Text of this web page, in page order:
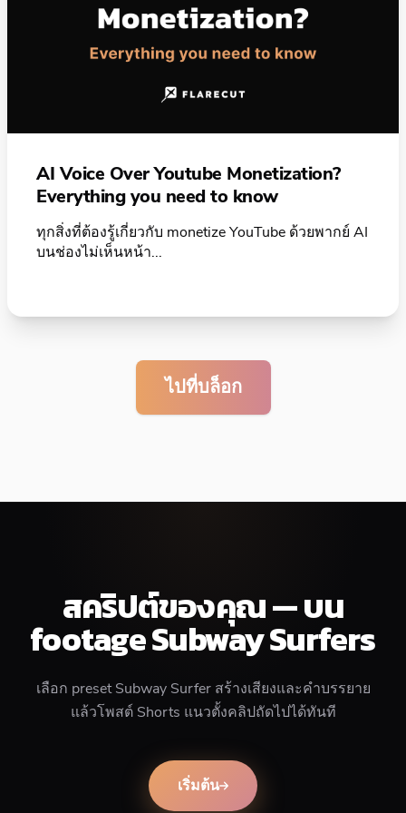
AI Voice Over Youtube Monetization?
Everything you need to know
ทุกสิ่งที่ต้องรู้เกี่ยวกับ monetize YouTube ด้วยพากย์ AI
บนช่องไม่เห็นหน้า...
ไปที่บล็อก
สคริปต์ของคุณ — บน
footage Subway Surfers
เลือก preset Subway Surfer สร้างเสียงและคำบรรยาย
แล้วโพสต์ Shorts แนวตั้งคลิปถัดไปได้ทันที
เริ่มต้น